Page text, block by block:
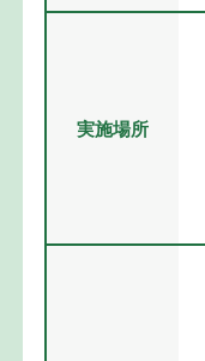
実施場所